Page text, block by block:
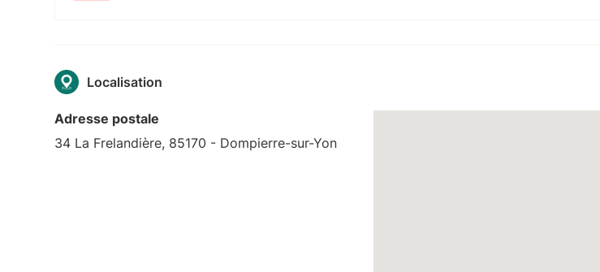
Localisation
Adresse postale
34 La Frelandière, 85170 - Dompierre-sur-Yon